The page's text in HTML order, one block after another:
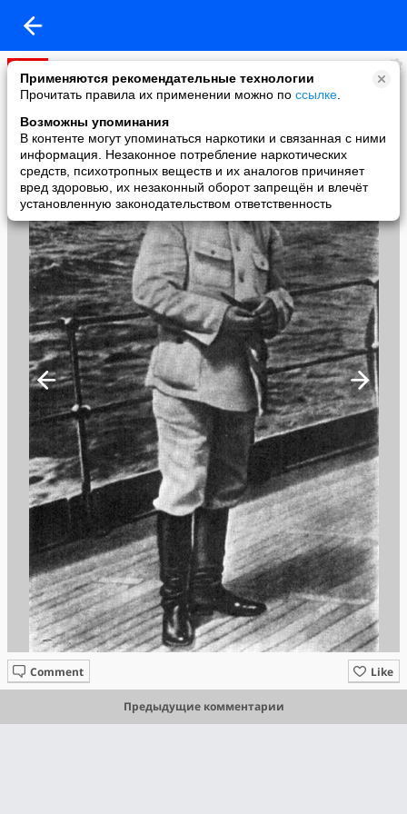
Применяются рекомендательные технологии
Прочитать правила их применении можно по ссылке
Возможны упоминания
В контенте могут упоминаться наркотики и связанная с ними
информация. Незаконное потребление наркотических
средств, психотропных веществ и их аналогов причиняет
вред здоровью, их незаконный оборот запрещён и влечёт
установленную законодательством ответственность
ДОСТУПА НЕТ
added a photo
07 May в 15:20
Like
Comment
Предыдущие комментарии